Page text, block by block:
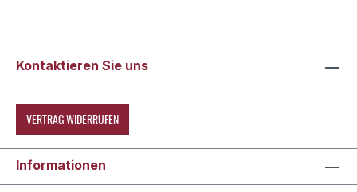
Kontaktieren Sie uns
VERTRAG WIDERRUFEN
Informationen